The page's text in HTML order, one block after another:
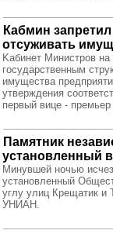
Кабмин
отсуживать
Kабинет Министров
государственным
имущества
утверждения
первый вице -
Памятник
установленный
Минувшей ночью
установленный
углу улиц Крещатик и
УНИАН.